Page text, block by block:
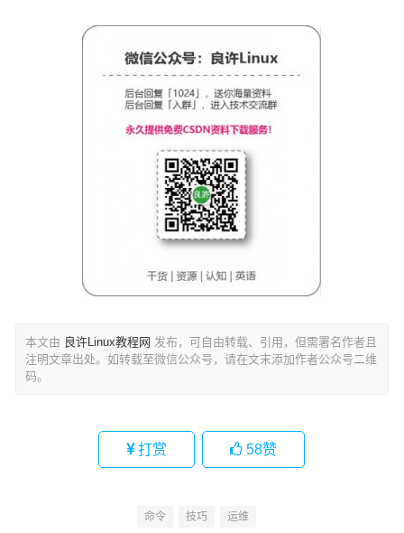
本文由 良许Linux教程网 发布，可自由转载、引用，但需署名作者且
注明文章出处。如转载至微信公众号，请在文末添加作者公众号二维
码。
打赏 58赞
命令 技巧 运维